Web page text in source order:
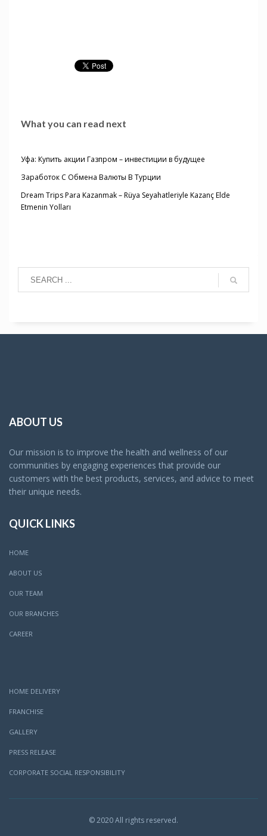
What you can read next
Уфа: Купить акции Газпром – инвестиции в будущее
Заработок С Обмена Валюты В Турции
Dream Trips Para Kazanmak – Rüya Seyahatleriyle Kazanç Elde
Etmenin Yolları
ABOUT US
Our mission is to improve the health and wellness of our
communities by engaging experiences that provide our
customers with the best products, services, and advice to meet
their unique needs.
QUICK LINKS
HOME
ABOUT US
OUR TEAM
OUR BRANCHES
CAREER
HOME DELIVERY
FRANCHISE
GALLERY
PRESS RELEASE
CORPORATE SOCIAL RESPONSIBILITY
© 2020 All rights reserved.